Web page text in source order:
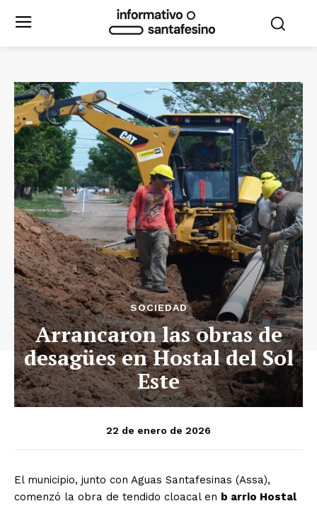
SOCIEDAD
Arrancaron las obras de
desagües en Hostal del Sol
Este
22 de enero de 2026
El municipio, junto con Aguas Santafesinas (Assa),
comenzó la obra de tendido cloacal en b arrio Hostal